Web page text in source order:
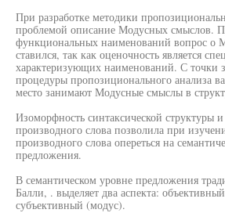
При разработке методики
проблемой описание Модусных смыслов.
функциональных наименований вопрос о
ставился, так как оценочность является
характеризующих наименований. С точки
процедуры пропозиционального анализа
место занимают Модусные смыслы в
Изоморфность синтаксической структуры
производного слова позволила при
производного слова опереться на
предложения.
В семантическом уровне предложения
Балли, . выделяет два аспекта:
субъективный (модус).